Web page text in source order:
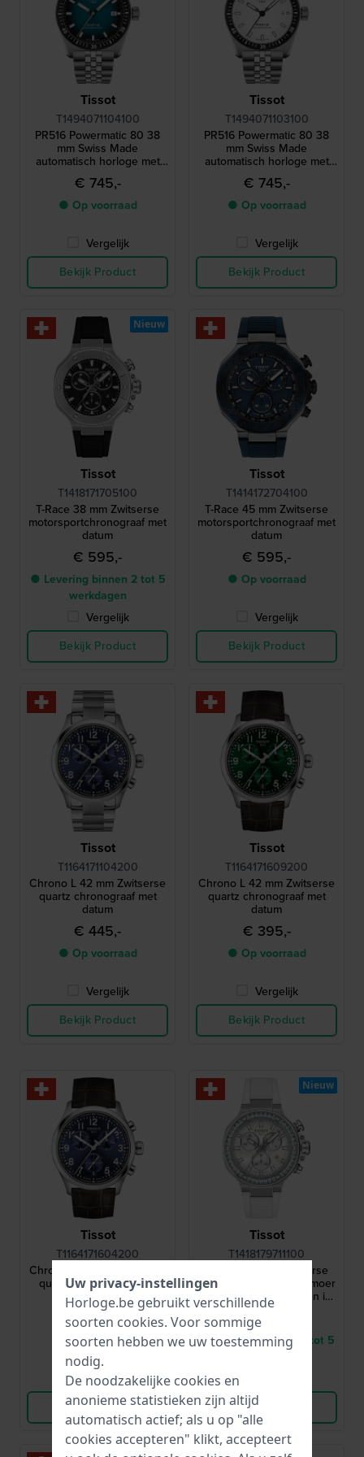
Tissot
T1494071104100
PR516 Powermatic 80 38
mm Swiss Made
automatisch horloge met
datum
€ 745,-
● Op voorraad
Vergelijk
Bekijk Product
Tissot
T1494071103100
PR516 Powermatic 80 38
mm Swiss Made
automatisch horloge met
datum
€ 745,-
● Op voorraad
Vergelijk
Bekijk Product
Tissot
T1418171705100
T-Race 38 mm Zwitserse
motorsportchronograaf met
datum
€ 595,-
● Levering binnen 2 tot 5
werkdagen
Vergelijk
Bekijk Product
Nieuw
Tissot
T1414172704100
T-Race 45 mm Zwitserse
motorsportchronograaf met
datum
€ 595,-
● Op voorraad
Vergelijk
Bekijk Product
Tissot
T1164171104200
Chrono L 42 mm Zwitserse
quartz chronograaf met
datum
€ 445,-
● Op voorraad
Vergelijk
Bekijk Product
Tissot
T1164171609200
Chrono L 42 mm Zwitserse
quartz chronograaf met
datum
€ 395,-
● Op voorraad
Vergelijk
Bekijk Product
Tissot
T1164171604200
Chrono L 42 mm Zwitserse
quartz chronograaf met
datum
€ 395,-
● Op voorraad
Vergelijk
Bekijk Product
Tissot
T1418179711100
T-Race 38 mm Zwitserse
chronograaf met parelmoer
wijzerplaat en kristallen in
lunette
€ 745,-
● Levering binnen 2 tot 5
Bekijk Product
Nieuw
Uw privacy-instellingen
Horloge.be gebruikt verschillende
soorten cookies. Voor sommige
soorten hebben we uw toestemming
nodig.
De noodzakelijke cookies en
anonieme statistieken zijn altijd
automatisch actief; als u op "alle
cookies accepteren" klikt, accepteert